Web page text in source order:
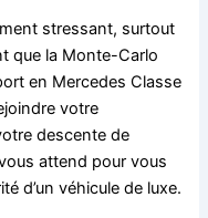
stressant, surtout
que la Monte-Carlo
en Mercedes Classe
votre
descente de
attend pour vous
d’un véhicule de luxe.